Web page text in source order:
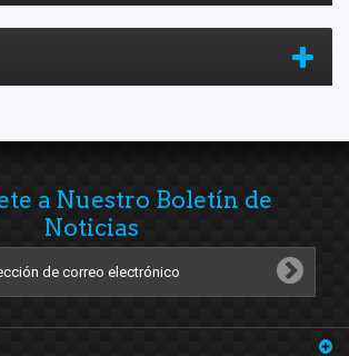
a Nuestro Boletín de
Noticias